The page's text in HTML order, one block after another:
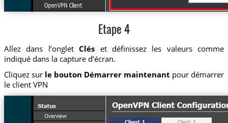
Etape 4
Allez dans l’ongletClés et définissez les valeurs comme
indiqué dans la capture d’écran.
Cliquez sur le bouton Démarrer maintenant pour démarrer
le client VPN